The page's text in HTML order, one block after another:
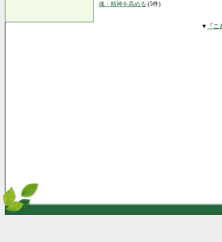
魂・精神を高める (5件)
▼ 「